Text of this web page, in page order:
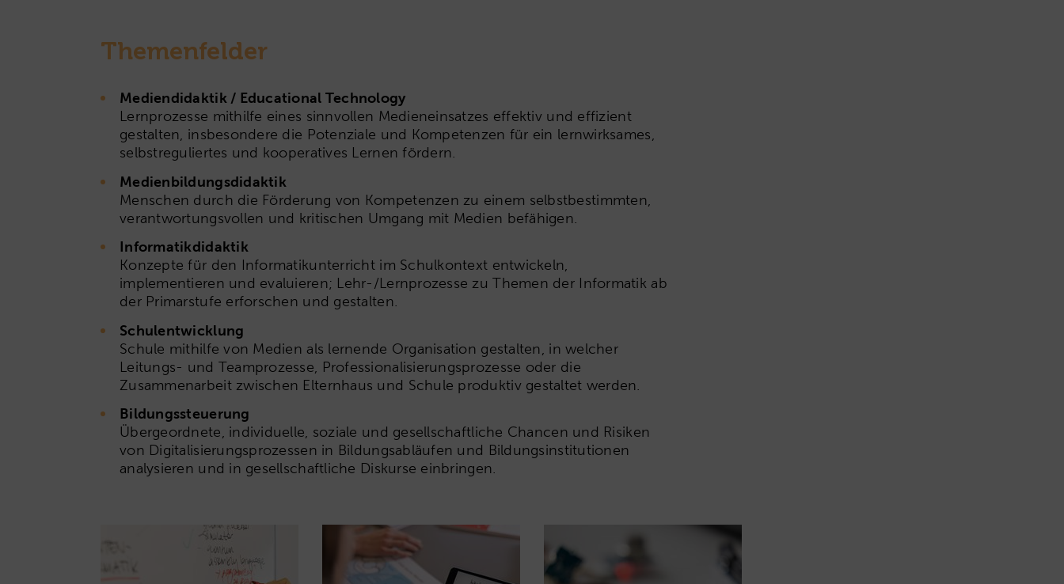
Themenfelder
Mediendidaktik / Educational Technology
Lernprozesse mithilfe eines sinnvollen Medieneinsatzes effektiv und effizient
gestalten, insbesondere die Potenziale und Kompetenzen für ein lernwirksames,
selbstreguliertes und kooperatives Lernen fördern.
Medienbildungsdidaktik
Menschen durch die Förderung von Kompetenzen zu einem selbstbestimmten,
verantwortungsvollen und kritischen Umgang mit Medien befähigen.
Informatikdidaktik
Konzepte für den Informatikunterricht im Schulkontext entwickeln,
implementieren und evaluieren; Lehr-/Lernprozesse zu Themen der Informatik ab
der Primarstufe erforschen und gestalten.
Schulentwicklung
Schule mithilfe von Medien als lernende Organisation gestalten, in welcher
Leitungs- und Teamprozesse, Professionalisierungsprozesse oder die
Zusammenarbeit zwischen Elternhaus und Schule produktiv gestaltet werden.
Bildungssteuerung
Übergeordnete, individuelle, soziale und gesellschaftliche Chancen und Risiken
von Digitalisierungsprozessen in Bildungsabläufen und Bildungsinstitutionen
analysieren und in gesellschaftliche Diskurse einbringen.